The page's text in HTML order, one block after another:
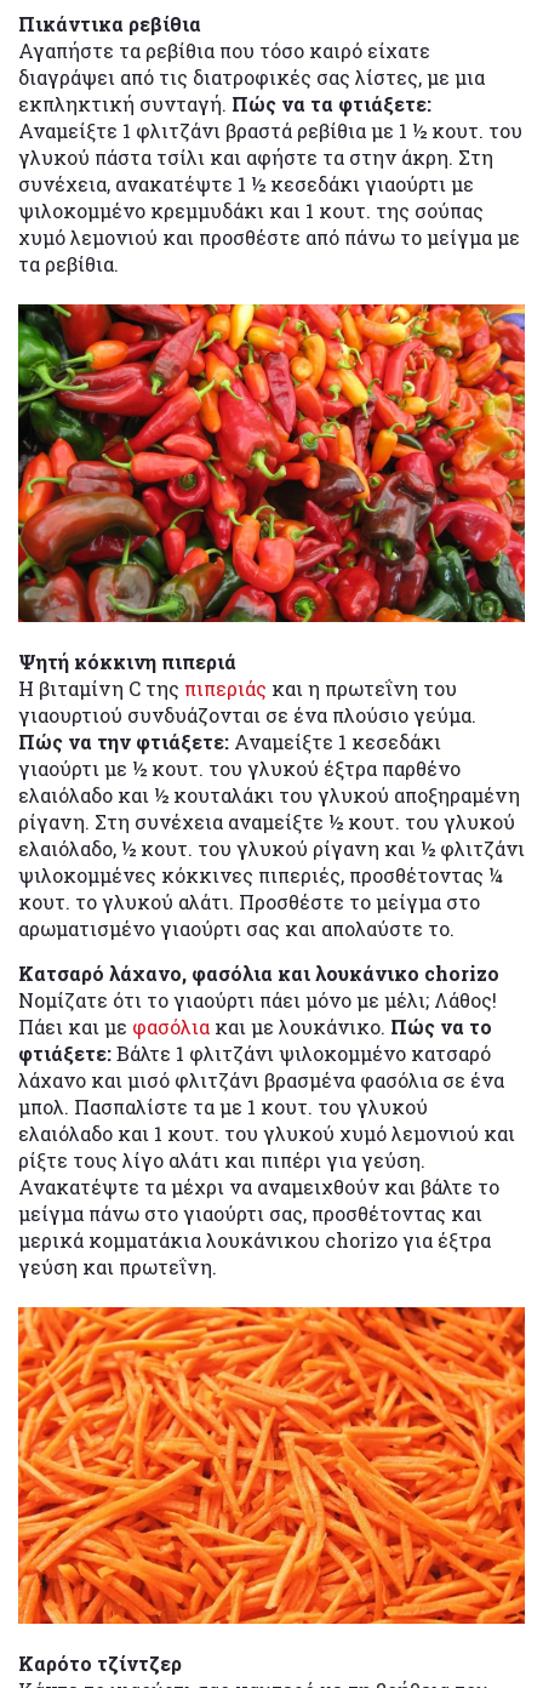
Πικάντικα ρεβίθια
Αγαπήστε τα ρεβίθια που τόσο καιρό είχατε
διαγράψει από τις διατροφικές σας λίστες, με μια
εκπληκτική συνταγή. Πώς να τα φτιάξετε:
Αναμείξτε 1 φλιτζάνι βραστά ρεβίθια με 1 ½ κουτ. του
γλυκού πάστα τσίλι και αφήστε τα στην άκρη. Στη
συνέχεια, ανακατέψτε 1 ½ κεσεδάκι γιαούρτι με
ψιλοκομμένο κρεμμυδάκι και 1 κουτ. της σούπας
χυμό λεμονιού και προσθέστε από πάνω το μείγμα με
τα ρεβίθια.
Ψητή κόκκινη πιπεριά
Η βιταμίνη C της πιπεριάς και η πρωτεΐνη του
γιαουρτιού συνδυάζονται σε ένα πλούσιο γεύμα.
Πώς να την φτιάξετε: Αναμείξτε 1 κεσεδάκι
γιαούρτι με ½ κουτ. του γλυκού έξτρα παρθένο
ελαιόλαδο και ½ κουταλάκι του γλυκού αποξηραμένη
ρίγανη. Στη συνέχεια αναμείξτε ½ κουτ. του γλυκού
ελαιόλαδο, ½ κουτ. του γλυκού ρίγανη και ½ φλιτζάνι
ψιλοκομμένες κόκκινες πιπεριές, προσθέτοντας ¼
κουτ. το γλυκού αλάτι. Προσθέστε το μείγμα στο
αρωματισμένο γιαούρτι σας και απολαύστε το.
Κατσαρό λάχανο, φασόλια και λουκάνικο chorizo
Νομίζατε ότι το γιαούρτι πάει μόνο με μέλι; Λάθος!
Πάει και με φασόλια και με λουκάνικο. Πώς να το
φτιάξετε:Βάλτε 1 φλιτζάνι ψιλοκομμένο κατσαρό
λάχανο και μισό φλιτζάνι βρασμένα φασόλια σε ένα
μπολ. Πασπαλίστε τα με 1 κουτ. του γλυκού
ελαιόλαδο και 1 κουτ. του γλυκού χυμό λεμονιού και
ρίξτε τους λίγο αλάτι και πιπέρι για γεύση.
Ανακατέψτε τα μέχρι να αναμειχθούν και βάλτε το
μείγμα πάνω στο γιαούρτι σας, προσθέτοντας και
μερικά κομματάκια λουκάνικου chorizo για έξτρα
γεύση και πρωτεΐνη.
Καρότο τζίντζερ